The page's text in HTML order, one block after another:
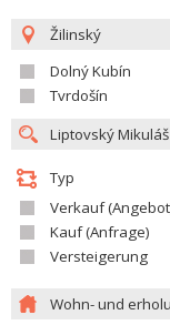
Žilinský
Dolný Kubín
Tvrdošín
Typ
Verkauf
Kauf (Anfrage)
Versteigerung
Wohn- und